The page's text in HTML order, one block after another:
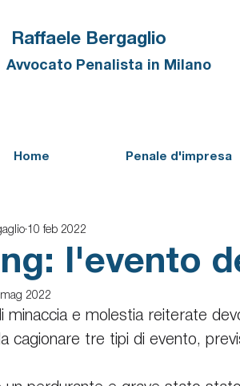
Raffaele Bergaglio
Avvocato Penalista in Milano
Home Penale d'impresa
l'evento
10 feb 2022
2022
minaccia e molestia reiterate
cagionare tre tipi di evento,